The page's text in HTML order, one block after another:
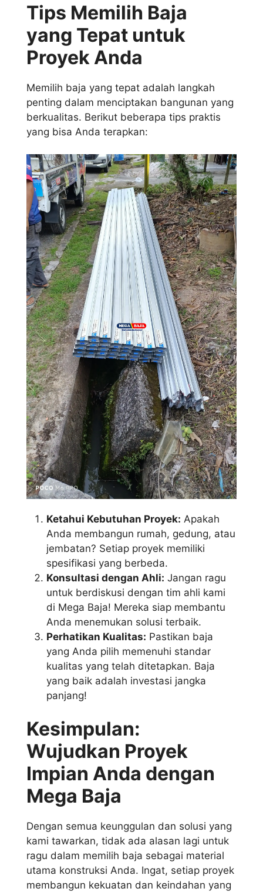
Tips Memilih Baja
yang Tepat untuk
Proyek Anda
Memilih baja yang tepat adalah langkah
penting dalam menciptakan bangunan yang
berkualitas. Berikut beberapa tips praktis
yang bisa Anda terapkan:
Ketahui Kebutuhan Proyek: Apakah
Anda membangun rumah, gedung, atau
jembatan? Setiap proyek memiliki
spesifikasi yang berbeda.
Konsultasi dengan Ahli: Jangan ragu
untuk berdiskusi dengan tim ahli kami
di Mega Baja! Mereka siap membantu
Anda menemukan solusi terbaik.
Perhatikan Kualitas: Pastikan baja
yang Anda pilih memenuhi standar
kualitas yang telah ditetapkan. Baja
yang baik adalah investasi jangka
panjang!
Kesimpulan:
Wujudkan Proyek
Impian Anda dengan
Mega Baja
Dengan semua keunggulan dan solusi yang
kami tawarkan, tidak ada alasan lagi untuk
ragu dalam memilih baja sebagai material
utama konstruksi Anda. Ingat, setiap proyek
membangun kekuatan dan keindahan yang